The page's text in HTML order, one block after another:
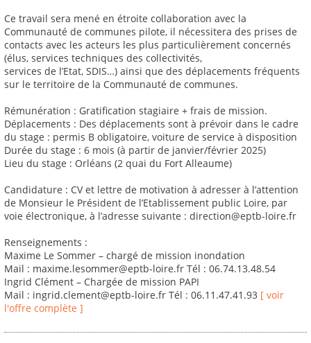
Ce travail sera mené en étroite collaboration avec la
Communauté de communes pilote, il nécessitera des prises de
contacts avec les acteurs les plus particulièrement concernés
(élus, services techniques des collectivités,
services de l’Etat, SDIS…) ainsi que des déplacements fréquents
sur le territoire de la Communauté de communes.
Rémunération : Gratification stagiaire + frais de mission.
Déplacements : Des déplacements sont à prévoir dans le cadre
du stage : permis B obligatoire, voiture de service à disposition
Durée du stage : 6 mois (à partir de janvier/février 2025)
Lieu du stage : Orléans (2 quai du Fort Alleaume)
Candidature : CV et lettre de motivation à adresser à l’attention
de Monsieur le Président de l’Etablissement public Loire, par
voie électronique, à l’adresse suivante : direction@eptb-loire.fr
Renseignements :
Maxime Le Sommer – chargé de mission inondation
Mail : maxime.lesommer@eptb-loire.fr Tél : 06.74.13.48.54
Ingrid Clément – Chargée de mission PAPI
Mail : ingrid.clement@eptb-loire.fr Tél : 06.11.47.41.93 [ voir
l'offre complète ]